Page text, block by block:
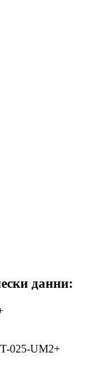
данни:
025-UM2+